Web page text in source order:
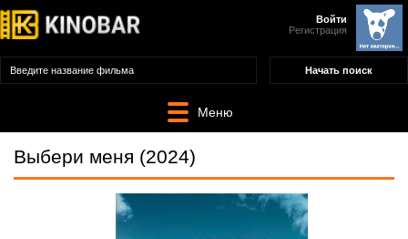
Войти
Регистрация
Меню
Выбери меня (2024)